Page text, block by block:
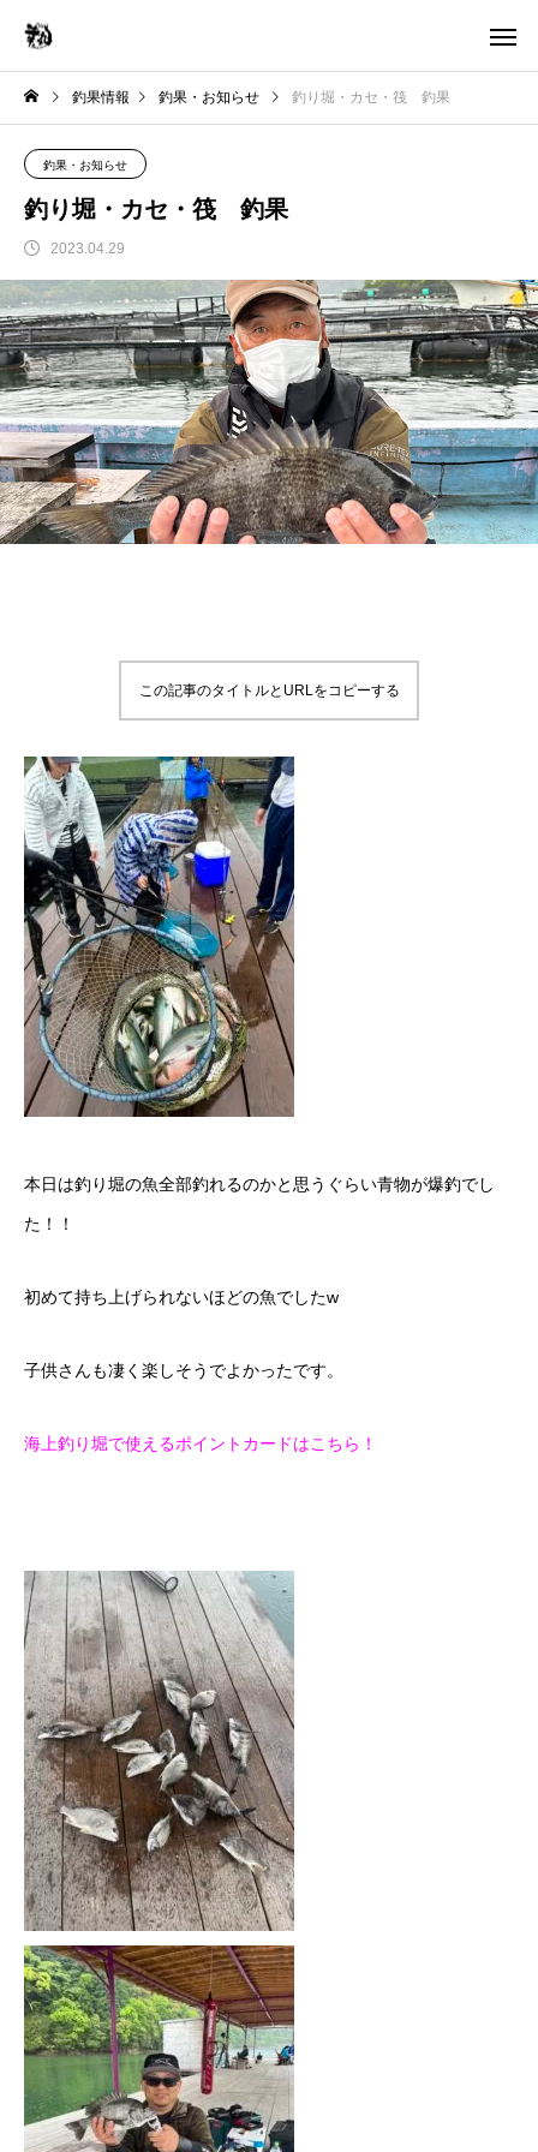
釣果情報 釣果・お知らせ 釣り堀・カセ・筏 釣果
釣果・お知らせ
釣り堀・カセ・筏 釣果
2023.04.29
この記事のタイトルとURLをコピーする
本日は釣り堀の魚全部釣れるのかと思うぐらい青物が爆釣でし
た！！
初めて持ち上げられないほどの魚でしたw
子供さんも凄く楽しそうでよかったです。
海上釣り堀で使えるポイントカードはこちら！